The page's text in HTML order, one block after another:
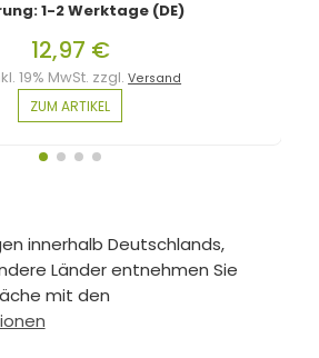
1-2 Werktage (DE)
12,97 €
19% MwSt. zzgl.Versand
ZUM ARTIKEL
innerhalb Deutschlands,
Länder entnehmen Sie
mit den